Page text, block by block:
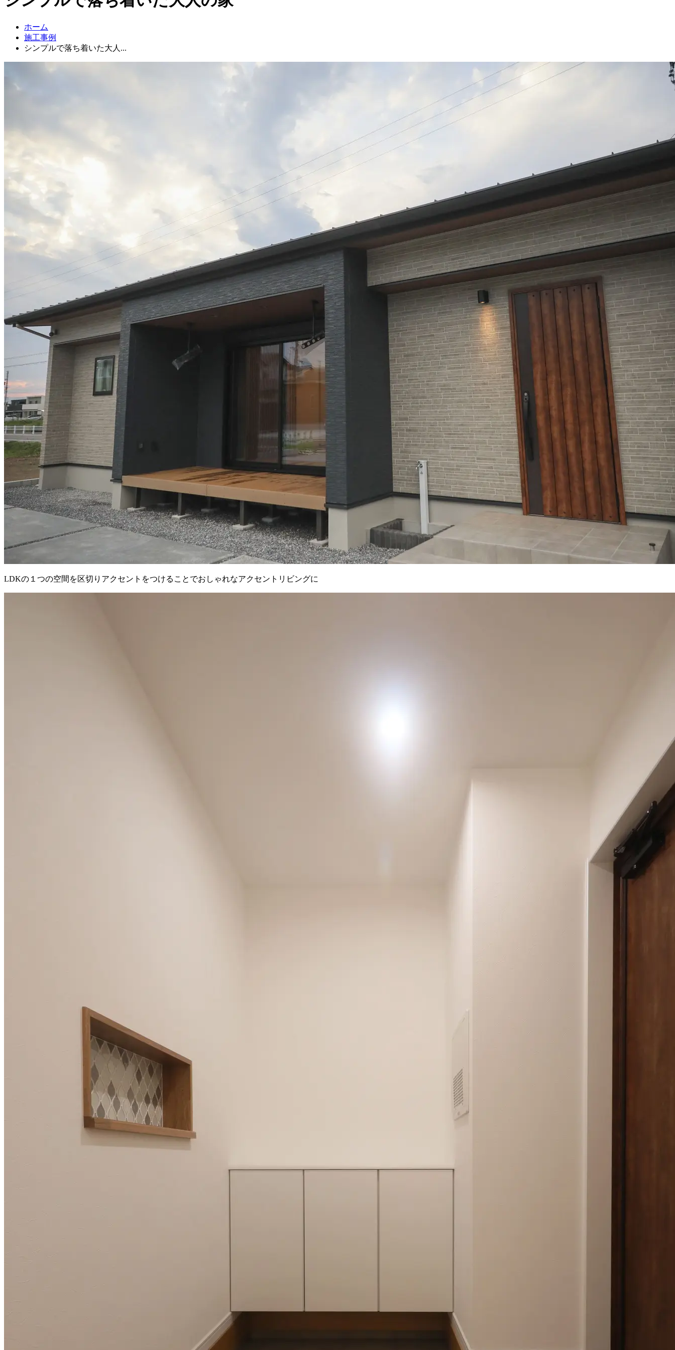
ホーム
施工事例
シンプルで落ち着いた大人...
LDKの１つの空間を区切りアクセントをつけることでおしゃれなアクセントリビングに